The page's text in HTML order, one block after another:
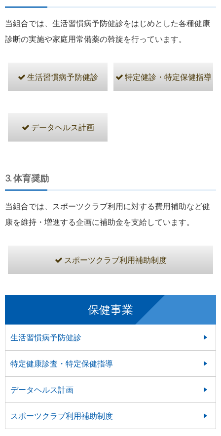
当組合では、生活習慣病予防健診をはじめとした各種健康
診断の実施や家庭用常備薬の斡旋を行っています。
生活習慣病予防健診 特定健診・特定保健指導
データヘルス計画
3. 体育奨励
当組合では、スポーツクラブ利用に対する費用補助など健
康を維持・増進する企画に補助金を支給しています。
スポーツクラブ利用補助制度
保健事業
生活習慣病予防健診
特定健康診査・特定保健指導
データヘルス計画
スポーツクラブ利用補助制度